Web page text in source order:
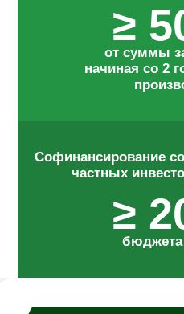
≥
от суммы
начиная со 2
Софинансирование
частных
≥
бюджета